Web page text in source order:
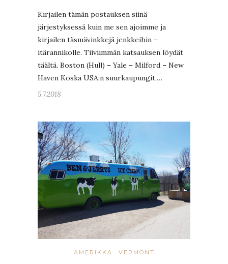
Kirjailen tämän postauksen siinä
järjestyksessä kuin me sen ajoimme ja
kirjailen täsmävinkkejä jenkkeihin –
itärannikolle. Tiiviimmän katsauksen löydät
täältä. Boston (Hull) – Yale – Milford – New
Haven Koska USA:n suurkaupungit,…
5.7.2018
AMERIKKA VERMONT